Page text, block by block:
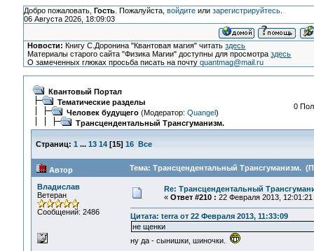
Добро пожаловать, Гость. Пожалуйста, войдитеили зарегистрируйтесь.
06 Августа 2026, 18:09:03
Новости: Книгу С.Доронина "Квантовая магия" читатьздесь
Материалы старого сайта "Физика Магии" доступны для просмотраздесь
О замеченных глюках просьба писать на почтуquantmag@mail.ru
Квантовый Портал
Тематические разделы
Человек будущего(Модератор: Quangel)
Трансцендентальный Трансгуманизм.
0
Страниц: 1 ... 13 14[15] 16 Все
Автор Тема: Трансцендентальный Трансгуманизм.
Владислав
Ветеран
Сообщений: 2486
Re: Трансцендентальный
« Ответ #210 : 22 Февраля 2013, 12:01:21
Цитата: terra от 22 Февраля 2013, 11:33:09
не щенки
ну да - сынишки, шиночки.